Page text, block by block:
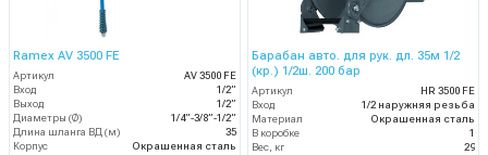
Ramex AV 3500 FE
Артикул
AV 3500 FE
Вход
1/2”
Выход
1/2”
Диаметры (Ø)
1/4”-3/8”-1/2”
Длина шланга ВД (м)
35
Корпус
Окрашенная сталь
Барабан авто. для рук. дл. 35м 1/2
(кр.) 1/2ш. 200 бар
Артикул
HR 3500 FE
Вход
1/2 наружняя резьба
Материал
Окрашенная сталь
В коробке
1
Вес, кг
29